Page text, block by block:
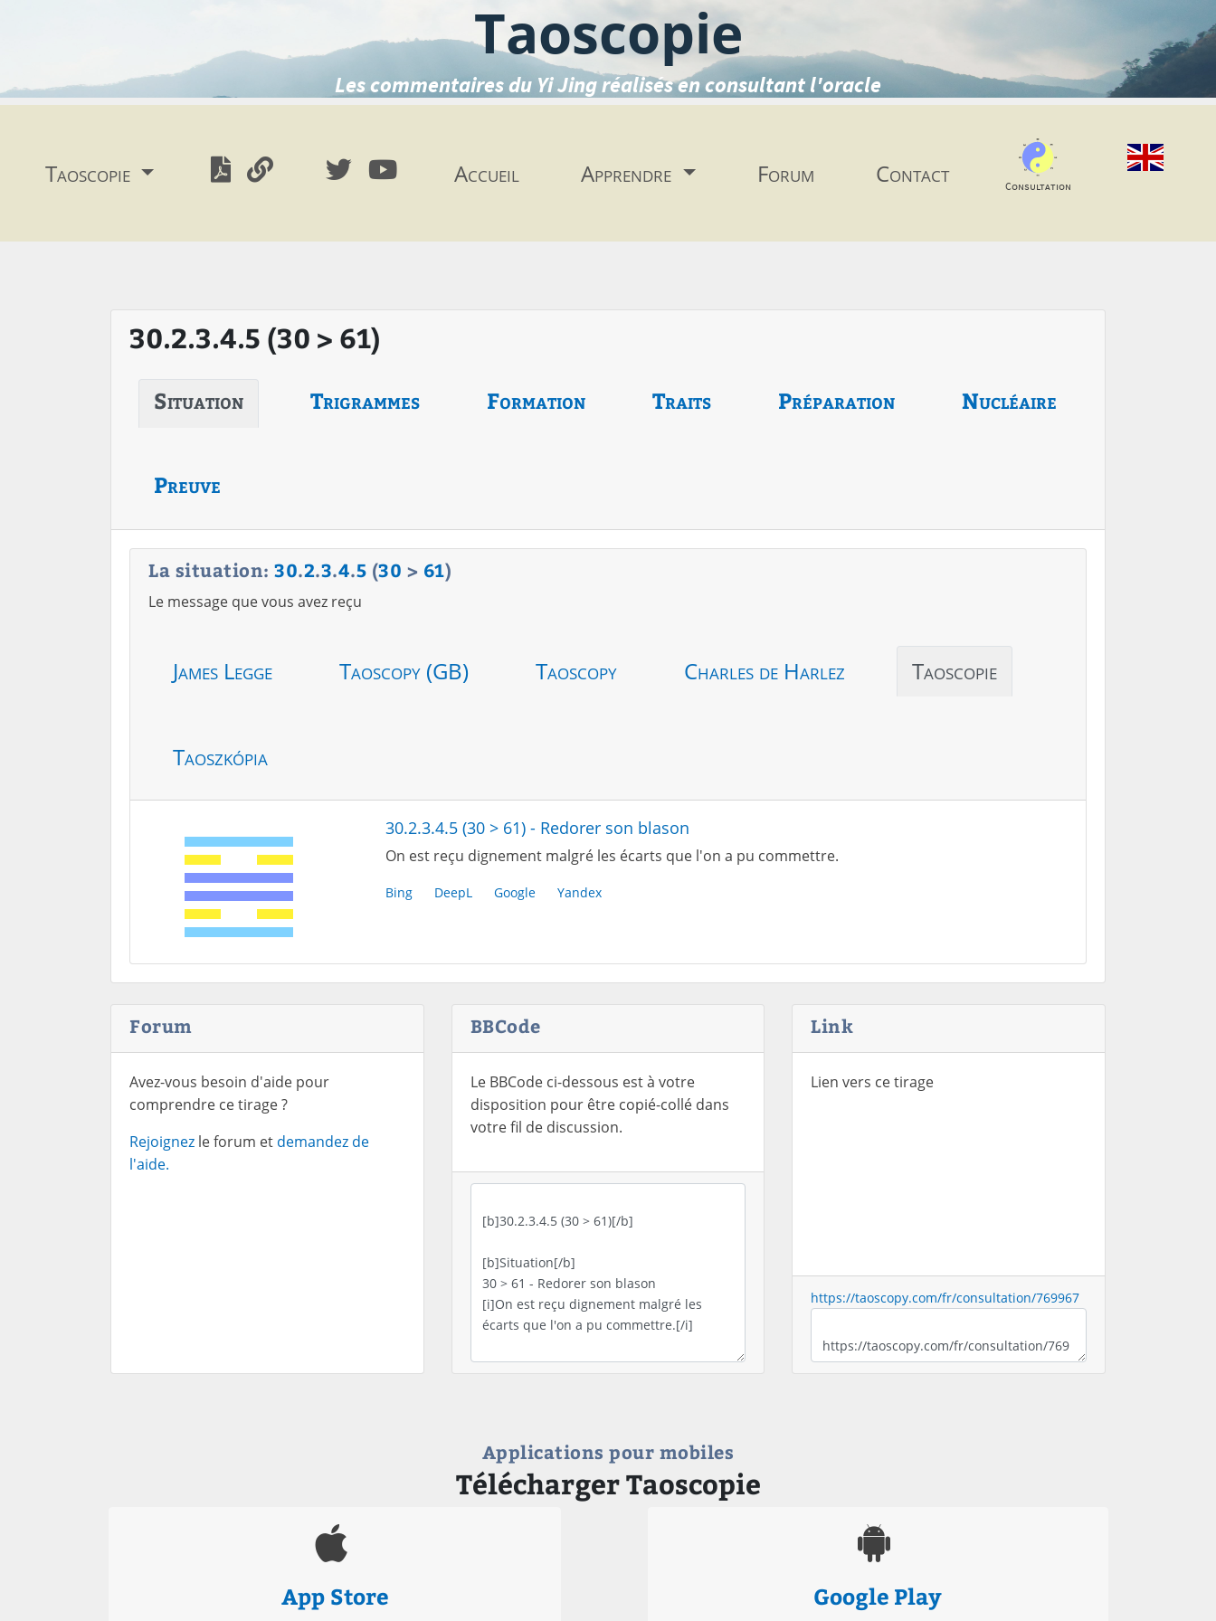
Taoscopie
Les commentaires du Yi Jing réalisés en consultant l'oracle
Taoscopie Accueil Apprendre Forum Contact Consultation
30.2.3.4.5 (30 > 61)
Situation Trigrammes Formation Traits Préparation Nucléaire
Preuve
La situation: 30.2.3.4.5 (30 > 61)
Le message que vous avez reçu
James Legge Taoscopy (GB) Taoscopy Charles de Harlez Taoscopie
Taoszkópia
30.2.3.4.5 (30 > 61) - Redorer son blason
On est reçu dignement malgré les écarts que l'on a pu commettre.
Bing DeepL Google Yandex
Forum
Avez-vous besoin d'aide pour
comprendre ce tirage ?
Rejoignez le forum et demandez de
l'aide.
BBCode
Le BBCode ci-dessous est à votre
disposition pour être copié-collé dans
votre fil de discussion.
Link
Lien vers ce tirage
https://taoscopy.com/fr/consultation/769967
Applications pour mobiles
Télécharger Taoscopie
App Store Google Play